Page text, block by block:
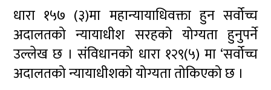
धारा १५७ (३)मा महान्यायाधिवक्ता हुन सर्वोच्च
अदालतको न्यायाधीश सरहको योग्यता हुनुपर्ने
उल्लेख छ । संविधानको धारा १२९(५) मा ‘सर्वोच्च
अदालतको न्यायाधीशको योग्यता तोकिएको छ ।